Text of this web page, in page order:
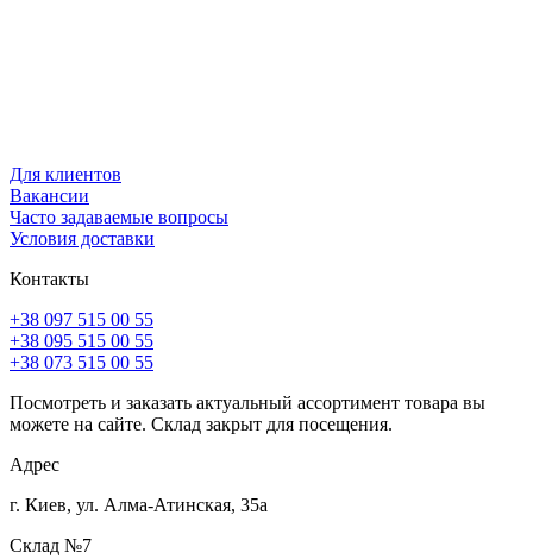
Для клиентов
Вакансии
Часто задаваемые вопросы
Условия доставки
Контакты
+38 097 515 00 55
+38 095 515 00 55
+38 073 515 00 55
Посмотреть и заказать актуальный ассортимент товара вы
можете на сайте. Склад закрыт для посещения.
Адрес
г. Киев, ул. Алма-Атинская, 35а
Склад №7